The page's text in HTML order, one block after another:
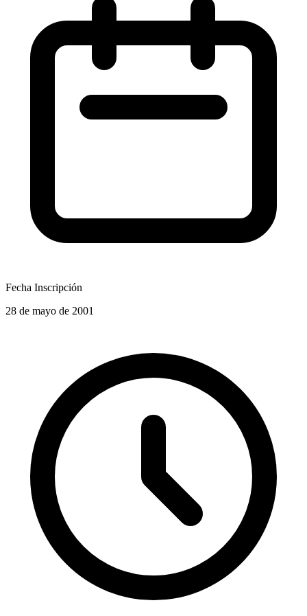
Fecha Inscripción
28 de mayo de 2001